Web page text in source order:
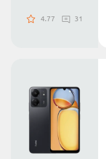
4.77 31